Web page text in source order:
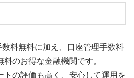
料無料に加え、口座管理手数料
のお得な金融機関です。
トの評価も高く、安心して運用を